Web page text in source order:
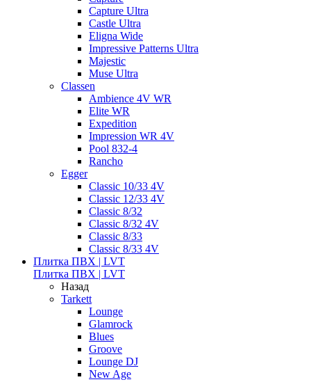
Capture Ultra
Castle Ultra
Eligna Wide
Impressive Patterns Ultra
Majestic
Muse Ultra
Classen
Ambience 4V WR
Elite WR
Expedition
Impression WR 4V
Pool 832-4
Rancho
Egger
Classic 10/33 4V
Classic 12/33 4V
Classic 8/32
Classic 8/32 4V
Classic 8/33
Classic 8/33 4V
Плитка ПВХ | LVT
Плитка ПВХ | LVT
Назад
Tarkett
Lounge
Glamrock
Blues
Groove
Lounge DJ
New Age